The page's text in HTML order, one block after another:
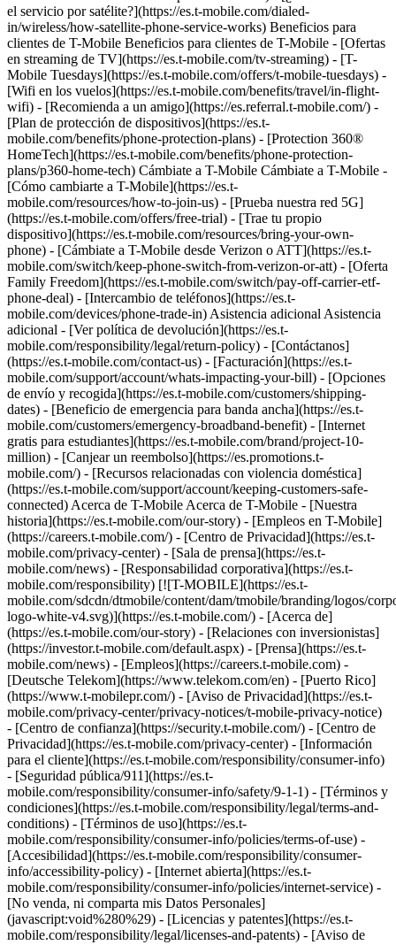
el servicio por satélite?](https://es.t-mobile.com/dialed-
in/wireless/how-satellite-phone-service-works) Beneficios para
clientes de T-Mobile Beneficios para clientes de T-Mobile - [Ofertas
en streaming de TV](https://es.t-mobile.com/tv-streaming) - [T-
Mobile Tuesdays](https://es.t-mobile.com/offers/t-mobile-tuesdays) -
[Wifi en los vuelos](https://es.t-mobile.com/benefits/travel/in-flight-
wifi) - [Recomienda a un amigo](https://es.referral.t-mobile.com/) -
[Plan de protección de dispositivos](https://es.t-
mobile.com/benefits/phone-protection-plans) - [Protection 360®
HomeTech](https://es.t-mobile.com/benefits/phone-protection-
plans/p360-home-tech) Cámbiate a T-Mobile Cámbiate a T-Mobile -
[Cómo cambiarte a T-Mobile](https://es.t-
mobile.com/resources/how-to-join-us) - [Prueba nuestra red 5G]
(https://es.t-mobile.com/offers/free-trial) - [Trae tu propio
dispositivo](https://es.t-mobile.com/resources/bring-your-own-
phone) - [Cámbiate a T-Mobile desde Verizon o ATT](https://es.t-
mobile.com/switch/keep-phone-switch-from-verizon-or-att) - [Oferta
Family Freedom](https://es.t-mobile.com/switch/pay-off-carrier-etf-
phone-deal) - [Intercambio de teléfonos](https://es.t-
mobile.com/devices/phone-trade-in) Asistencia adicional Asistencia
adicional - [Ver política de devolución](https://es.t-
mobile.com/responsibility/legal/return-policy) - [Contáctanos]
(https://es.t-mobile.com/contact-us) - [Facturación](https://es.t-
mobile.com/support/account/whats-impacting-your-bill) - [Opciones
de envío y recogida](https://es.t-mobile.com/customers/shipping-
dates) - [Beneficio de emergencia para banda ancha](https://es.t-
mobile.com/customers/emergency-broadband-benefit) - [Internet
gratis para estudiantes](https://es.t-mobile.com/brand/project-10-
million) - [Canjear un reembolso](https://es.promotions.t-
mobile.com/) - [Recursos relacionadas con violencia doméstica]
(https://es.t-mobile.com/support/account/keeping-customers-safe-
connected) Acerca de T-Mobile Acerca de T-Mobile - [Nuestra
historia](https://es.t-mobile.com/our-story) - [Empleos en T-Mobile]
(https://careers.t-mobile.com/) - [Centro de Privacidad](https://es.t-
mobile.com/privacy-center) - [Sala de prensa](https://es.t-
mobile.com/news) - [Responsabilidad corporativa](https://es.t-
mobile.com/responsibility) [![T-MOBILE](https://es.t-
mobile.com/sdcdn/dtmobile/content/dam/tmobile/branding/logos/
logo-white-v4.svg)](https://es.t-mobile.com/) - [Acerca de]
(https://es.t-mobile.com/our-story) - [Relaciones con inversionistas]
(https://investor.t-mobile.com/default.aspx) - [Prensa](https://es.t-
mobile.com/news) - [Empleos](https://careers.t-mobile.com) -
[Deutsche Telekom](https://www.telekom.com/en) - [Puerto Rico]
(https://www.t-mobilepr.com/) - [Aviso de Privacidad](https://es.t-
mobile.com/privacy-center/privacy-notices/t-mobile-privacy-notice)
- [Centro de confianza](https://security.t-mobile.com/) - [Centro de
Privacidad](https://es.t-mobile.com/privacy-center) - [Información
para el cliente](https://es.t-mobile.com/responsibility/consumer-info)
- [Seguridad pública/911](https://es.t-
mobile.com/responsibility/consumer-info/safety/9-1-1) - [​Términos y
condiciones](https://es.t-mobile.com/responsibility/legal/terms-and-
conditions) - [Términos de uso](https://es.t-
mobile.com/responsibility/consumer-info/policies/terms-of-use) -
[Accesibilidad](https://es.t-mobile.com/responsibility/consumer-
info/accessibility-policy) - [Internet abierta](https://es.t-
mobile.com/responsibility/consumer-info/policies/internet-service) -
[No venda, ni comparta mis Datos Personales]
(javascript:void%280%29) - [Licencias y patentes](https://es.t-
mobile.com/responsibility/legal/licenses-and-patents) - [Aviso de